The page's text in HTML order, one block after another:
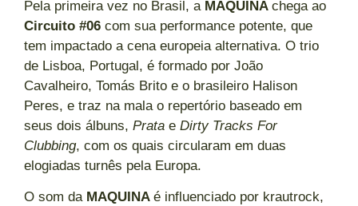
Pela primeira vez no Brasil, a MAQUINA chega ao
Circuito #06 com sua performance potente, que
tem impactado a cena europeia alternativa. O trio
de Lisboa, Portugal, é formado por João
Cavalheiro, Tomás Brito e o brasileiro Halison
Peres, e traz na mala o repertório baseado em
seus dois álbuns, Prata e Dirty Tracks For
Clubbing, com os quais circularam em duas
elogiadas turnês pela Europa.
O som da MAQUINA é influenciado por krautrock,